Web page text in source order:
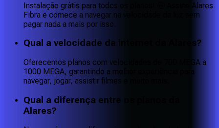
Instalação grátis para todos os planos! 🤩 Assine Alares
Fibra e comece a navegar na velocidade da luz sem
pagar nada a mais por isso.
Qual a velocidade da internet da Alares?
Oferecemos planos com velocidades de 700 MEGA a
1000 MEGA, garantindo a melhor experiência para
navegar, jogar, assistir filmes e muito mais.
Qual a diferença entre os planos da
Alares?